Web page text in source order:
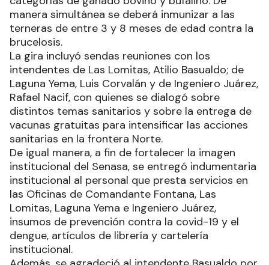
manera simultánea se deberá inmunizar a las
terneras de entre 3 y 8 meses de edad contra la
brucelosis.
La gira incluyó sendas reuniones con los
intendentes de Las Lomitas, Atilio Basualdo; de
Laguna Yema, Luis Corvalán y de Ingeniero Juárez,
Rafael Nacif, con quienes se dialogó sobre
distintos temas sanitarios y sobre la entrega de
vacunas gratuitas para intensificar las acciones
sanitarias en la frontera Norte.
De igual manera, a fin de fortalecer la imagen
institucional del Senasa, se entregó indumentaria
institucional al personal que presta servicios en
las Oficinas de Comandante Fontana, Las
Lomitas, Laguna Yema e Ingeniero Juárez,
insumos de prevención contra la covid-19 y el
dengue, artículos de librería y cartelería
institucional.